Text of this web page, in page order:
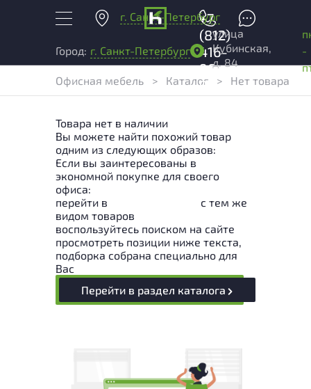
г. Санкт-Петербург
+7
(812)
416-
96-
99
Город: г. Санкт-Петербург
улица
Кубинская,
д. 84
-
Офисная мебель
> Каталог > Нет товара
Товара нет в наличии
Вы можете найти похожий товар
одним из следующих образов:
Если вы заинтересованы в
экономной покупке для своего
офиса:
перейти в
с тем же
видом товаров
воспользуйтесь поиском на сайте
просмотреть позиции ниже текста,
подборка собрана специально для
Вас
Перейти в раздел каталога